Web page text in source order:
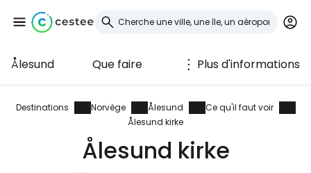
Ålesund Que faire Plus d'informations
Destinations Norvège Ålesund
Ce qu'il faut voir
Ålesund kirke
Ålesund kirke
Se connecter à
Cestee
... la communauté mondiale des voyageurs